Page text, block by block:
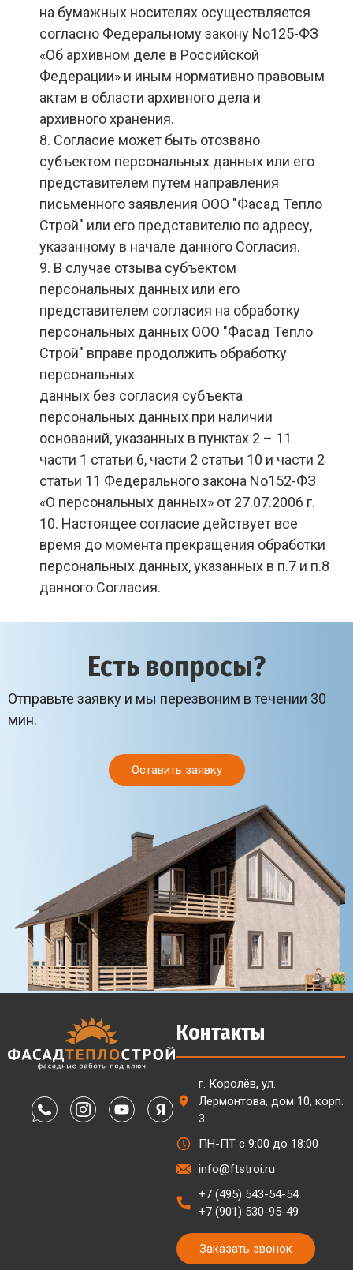
на бумажных носителях осуществляется
согласно Федеральному закону No125-ФЗ
«Об архивном деле в Российской
Федерации» и иным нормативно правовым
актам в области архивного дела и
архивного хранения.
8. Согласие может быть отозвано
субъектом персональных данных или его
представителем путем направления
письменного заявления ООО "Фасад Тепло
Строй" или его представителю по адресу,
указанному в начале данного Согласия.
9. В случае отзыва субъектом
персональных данных или его
представителем согласия на обработку
персональных данных ООО "Фасад Тепло
Строй" вправе продолжить обработку
персональных
данных без согласия субъекта
персональных данных при наличии
оснований, указанных в пунктах 2 – 11
части 1 статьи 6, части 2 статьи 10 и части 2
статьи 11 Федерального закона No152-ФЗ
«О персональных данных» от 27.07.2006 г.
10. Настоящее согласие действует все
время до момента прекращения обработки
персональных данных, указанных в п.7 и п.8
данного Согласия.
Есть вопросы?
Отправьте заявку и мы перезвоним в течении 30
мин.
Оставить заявку
Контакты
г. Королёв, ул.
Лермонтова, дом 10, корп.
3
ПН-ПТ с 9:00 до 18:00
info@ftstroi.ru
+7 (495) 543-54-54
+7 (901) 530-95-49
Заказать звонок